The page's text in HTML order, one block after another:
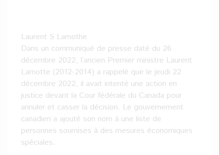
Laurent S Lamothe
Dans un communiqué de presse daté du 26
décembre 2022, l’ancien Premier ministre Laurent
Lamotte (2012-2014) a rappelé que le jeudi 22
décembre 2022, il avait intenté une action en
justice devant la Cour fédérale du Canada pour
annuler et casser la décision. Le gouvernement
canadien a ajouté son nom à une liste de
personnes soumises à des mesures économiques
spéciales.